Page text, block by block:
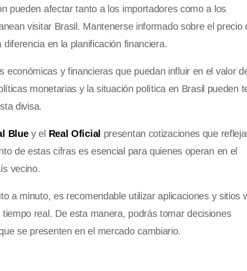
pueden afectar tanto a los importadores como a los
visitar Brasil. Mantenerse informado sobre el precio
diferencia en la planificación financiera.
y financieras que puedan influir en el valor
monetarias y la situación política en Brasil pueden
divisa.
Bluey el Real Oficial presentan cotizaciones que
de estas cifras es esencial para quienes operan en el
vecino.
a minuto, es recomendable utilizar aplicaciones y sitios
real. De esta manera, podrás tomar decisiones
se presenten en el mercado cambiario.